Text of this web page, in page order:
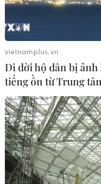
Triển lãm mỹ
và làm theo Bác Hồ
vietnamplus.vn
Di dời hộ dân bị
tiếng ồn từ Trung